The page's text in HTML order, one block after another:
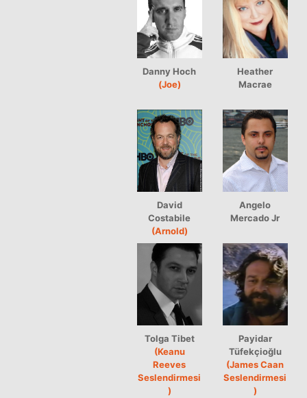
Danny Hoch
(Joe)
Heather
Macrae
David
Costabile
(Arnold)
Angelo
Mercado Jr
Tolga Tibet
(Keanu
Reeves
Seslendirmesi
)
Payidar
Tüfekçioğlu
(James Caan
Seslendirmesi
)